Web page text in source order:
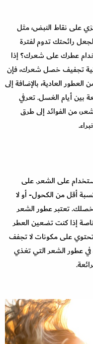
على نقاط النبض، مثل
رائحتك تدوم لفترة
عطرك على شعرك؟ إذا
تجفيف خصل شعرك، فإن
العادية، بالإضافة إلى
بين أيام الغسل. تعرفي
من الفوائد إلى طرق
على الشعر. على
أقل من الكحول- أو لا
تعتبر عطور الشعر
إذا كنت تضعين العطر
على مكونات لا تجفف
عطور الشعر التي تغذي